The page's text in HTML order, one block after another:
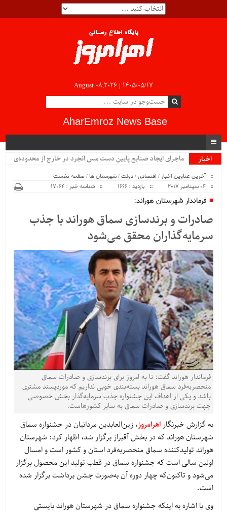
August 08,2026 | ۱۴۰۵/۰۵/۱۷
AharEmroz News Base
اخبار
ماجرای ایجاد صنایع پایین دست مس انجرد در خارج از محدوده‌ی
آخرین عناوین اخبار / اقتصادی/دولت/شهرستان ها/صفحه نخست
04 سپتامبر 2017
بازدید : 1666 شناسه خبر : 17064
فرماندار شهرستان هوراند:
صادرات و برندسازی سماق هوراند با جذب
سرمایه‌گذاران محقق می‌شود
فرماندار هوراند گفت: تا به امروز برای برندسازی و صادرات سماق
منحصربه‌فرد سماق هوراند بسته‌بندی خوبی نداریم که موردپسند مشتری
باشد و یکی از اهداف این جشنواره جذب سرمایه‌گذار بخش خصوصی
جهت برندسازی و صادرات سماق به سایر کشورهاست.
به گزارش خبرنگاراهرامروز، زین‌العابدین مردانیان در جشنواره سماق
شهرستان هوراند که در بخش آقبراز برگزار شد، اظهار کرد: شهرستان
هوراند تولیدکننده سماق منحصربه‌فرد استان و کشور است و امسال
اولین سالی است که جشنواره سماق در قطب تولید این محصول برگزار
می‌شود و تاکنون‌که چهار دوره آن به‌صورت جشن برداشت برگزار شده
است.
وی با اشاره به اینکه جشنواره سماق در شهرستان هوراند بایستی